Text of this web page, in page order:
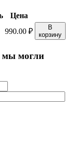
Цена
990.00 ₽
В
корзину
мы могли